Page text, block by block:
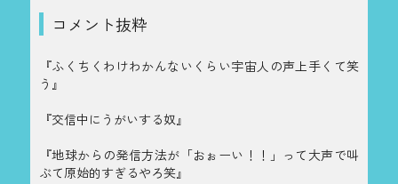
コメント抜粋
『ふくちくわけわかんないくらい宇宙人の声上手くて笑
う』
『交信中にうがいする奴』
『地球からの発信方法が「おぉーい！！」って大声で叫
ぶて原始的すぎるやろ笑』